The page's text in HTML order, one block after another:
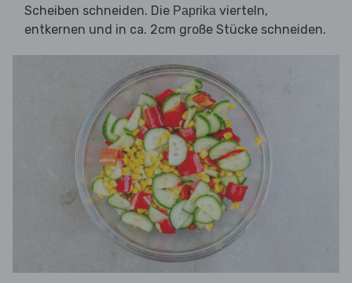
Scheiben schneiden. Die Paprika vierteln,
entkernen und in ca. 2cm große Stücke schneiden.